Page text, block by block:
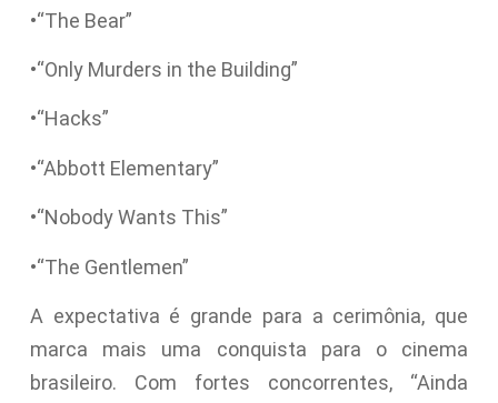
•“The Bear”
•“Only Murders in the Building”
•“Hacks”
•“Abbott Elementary”
•“Nobody Wants This”
•“The Gentlemen”
A expectativa é grande para a cerimônia, que
marca mais uma conquista para o cinema
brasileiro. Com fortes concorrentes, “Ainda